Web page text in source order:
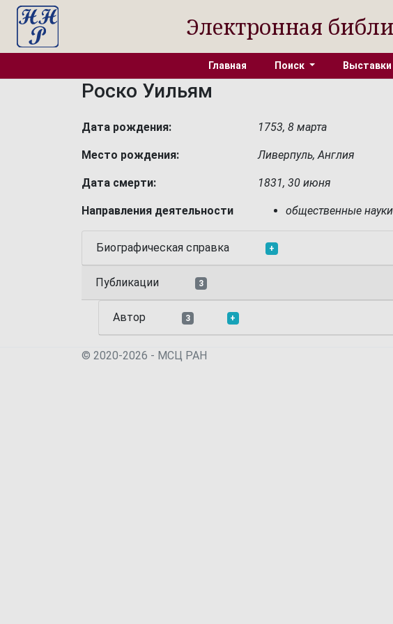
Электронная
Главная Поиск Выставки
Роско Уильям
Дата рождения: 1753, 8 марта
Место рождения: Ливерпуль, Англия
Дата смерти: 1831, 30 июня
Направления деятельности общественные науки
Биографическая справка +
Публикации 3
Автор 3 +
© 2020-2026 - МСЦ РАН